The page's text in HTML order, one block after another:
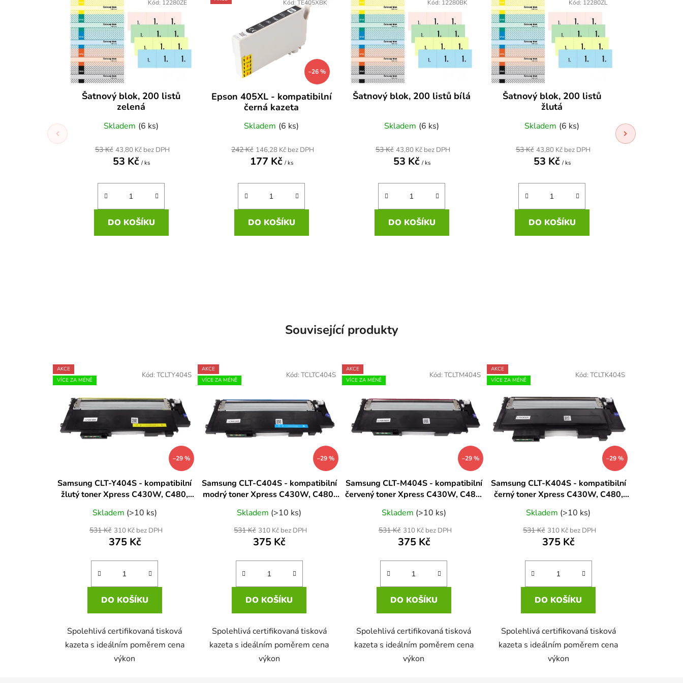
Šatnový blok, 200 listů
zelená
Skladem (6 ks)
43,80 Kč bez DPH
53 Kč / ks
53 Kč
DO KOŠÍKU
Kód: 12280ZE
–26 %
Epson 405XL - kompatibilní
černá kazeta
Skladem (6 ks)
146,28 Kč bez DPH
177 Kč / ks
242 Kč
DO KOŠÍKU
Kód: TE405XBK
Šatnový blok, 200 listů bílá
Skladem (6 ks)
43,80 Kč bez DPH
53 Kč / ks
53 Kč
DO KOŠÍKU
Kód: 12280BK
Šatnový blok, 200 listů
žlutá
Skladem (6 ks)
43,80 Kč bez DPH
53 Kč / ks
53 Kč
DO KOŠÍKU
Kód: 12280ZL
Související produkty
AKCE
VÍCE ZA MÉNĚ
–29 %
Samsung CLT-Y404S - kompatibilní
žlutý toner Xpress C430W, C480,
Skladem (>10 ks)
310 Kč bez DPH
375 Kč
531 Kč
DO KOŠÍKU
Spolehlivá certifikovaná tisková
kazeta s ideálním poměrem cena
výkon
Kód: TCLTY404S
AKCE
VÍCE ZA MÉNĚ
–29 %
Samsung CLT-C404S - kompatibilní
modrý toner Xpress C430W, C480,
Skladem (>10 ks)
310 Kč bez DPH
375 Kč
531 Kč
DO KOŠÍKU
Spolehlivá certifikovaná tisková
kazeta s ideálním poměrem cena
výkon
Kód: TCLTC404S
AKCE
VÍCE ZA MÉNĚ
–29 %
Samsung CLT-M404S - kompatibilní
červený toner Xpress C430W, C480,
Skladem (>10 ks)
310 Kč bez DPH
375 Kč
531 Kč
DO KOŠÍKU
Spolehlivá certifikovaná tisková
kazeta s ideálním poměrem cena
výkon
Kód: TCLTM404S
AKCE
VÍCE ZA MÉNĚ
–29 %
Samsung CLT-K404S - kompatibilní
černý toner Xpress C430W, C480,
Skladem (>10 ks)
310 Kč bez DPH
375 Kč
531 Kč
DO KOŠÍKU
Spolehlivá certifikovaná tisková
kazeta s ideálním poměrem cena
výkon
Kód: TCLTK404S